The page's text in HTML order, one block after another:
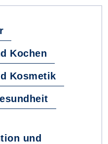
Kochen
Kosmetik
und